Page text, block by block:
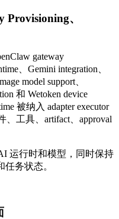
Provisioning、
gateway
、Gemini integration、
model support、
和 Wetoken device
被纳入 adapter executor
工具、artifact、approval
运行时和模型，同时保持
务状态。